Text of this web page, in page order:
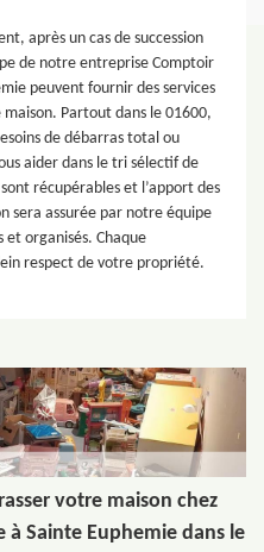
après un cas de succession
de notre entreprise Comptoir
peuvent fournir des services
Partout dans le 01600,
de débarras total ou
aider dans le tri sélectif de
récupérables et l’apport des
sera assurée par notre équipe
et organisés. Chaque
respect de votre propriété.
votre maison chez
Sainte Euphemie dans le